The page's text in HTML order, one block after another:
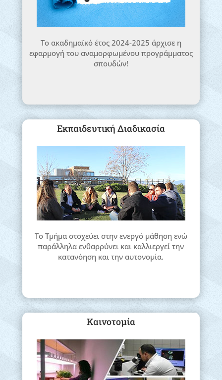
Το ακαδημαϊκό έτος 2024-2025 άρχισε η
εφαρμογή του αναμορφωμένου προγράμματος
σπουδών!
Εκπαιδευτική Διαδικασία
Το Τμήμα στοχεύει στην ενεργό μάθηση ενώ
παράλληλα ενθαρρύνει και καλλιεργεί την
κατανόηση και την αυτονομία.
Καινοτομία